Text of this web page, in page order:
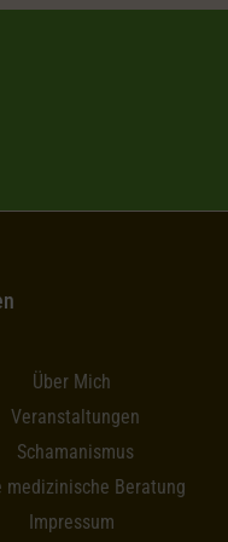
Über Mich
Veranstaltungen
Schamanismus
medizinische Beratung
Impressum